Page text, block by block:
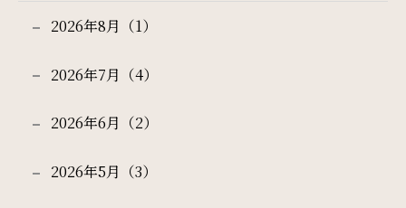
2026年8月（1）
2026年7月（4）
2026年6月（2）
2026年5月（3）